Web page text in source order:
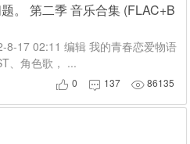
。 第二季 音乐合集 (FLAC+B
8-17 02:11 编辑 我的青春恋爱物语
、角色歌， ...
 0  137 86135